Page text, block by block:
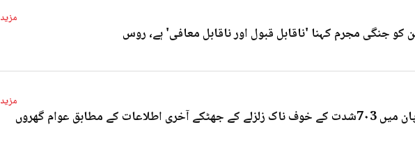
مزید
کو جنگی مجرم کہنا 'ناقابل قبول اور ناقابل معافی' ہے، روس
مزید
نیوز الرٹ جاپان میں 7۰3شدت کے خوف ناک زلزلے کے جھٹکے آخری اطلاعات کے مطابق عوام گھروں